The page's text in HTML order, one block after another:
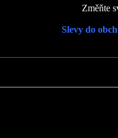
Změňte
Slevy do